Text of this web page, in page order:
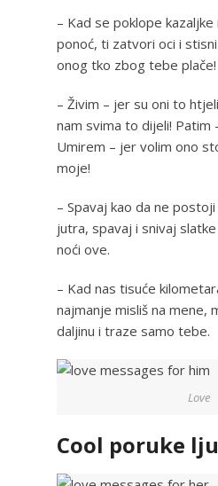
– Kad se poklope
ponoć, ti zatvori oci i
onog tko zbog tebe plače!
– Živim – jer su oni to
nam svima to dijeli! Patim
Umirem – jer volim ono
moje!
– Spavaj kao da ne
jutra, spavaj i snivaj
noći ove.
– Kad nas tisuće
najmanje misliš na mene,
daljinu i traze samo tebe.
Love
Cool poruke